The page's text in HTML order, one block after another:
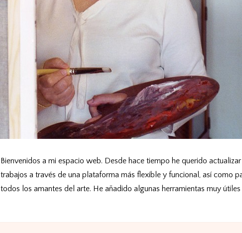
Bienvenidos a mi espacio web. Desde hace tiempo he querido
trabajos a través de una plataforma más flexible y funcional, así como
todos los amantes del arte. He añadido algunas herramientas muy útiles